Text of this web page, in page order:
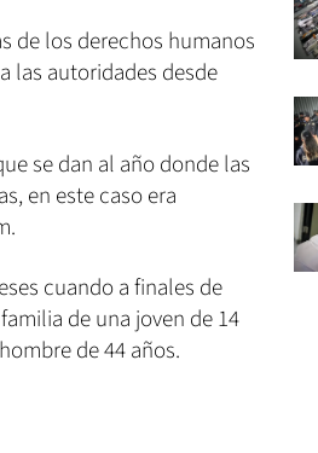
de los derechos humanos
las autoridades desde
se dan al año donde las
en este caso era
cuando a finales de
de una joven de 14
de 44 años.